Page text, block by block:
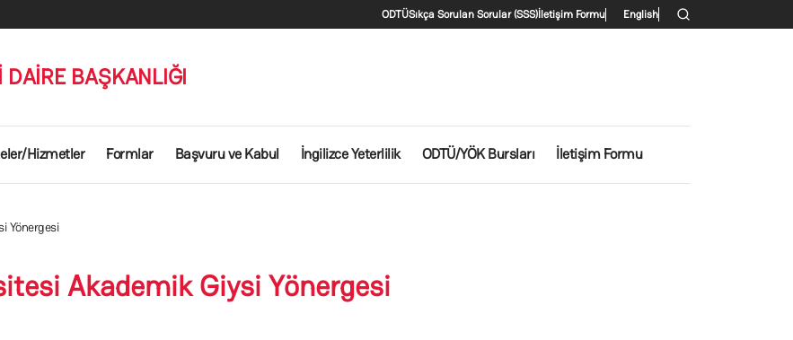
İkincil menü
ODTÜSıkça Sorulan Sorular (SSS)İletişim Formu English
DAİRE BAŞKANLIĞI
Hizmetler Formlar Başvuru ve Kabul İngilizce Yeterlilik ODTÜ/YÖK Bursları İletişim Formu
Yönergesi
Akademik Giysi Yönergesi